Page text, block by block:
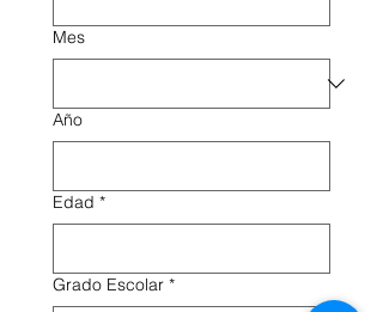
Mes
Año
Edad *
Grado Escolar *